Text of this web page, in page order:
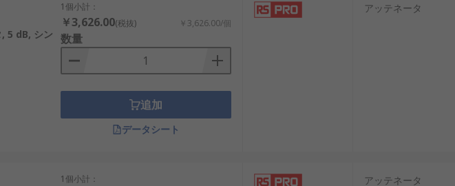
, 5 dB, シン
1個小計：
￥3,626.00(税抜) ￥3,626.00/個
数量
追加
データシート
アッテネータ
1個小計： アッテネータ